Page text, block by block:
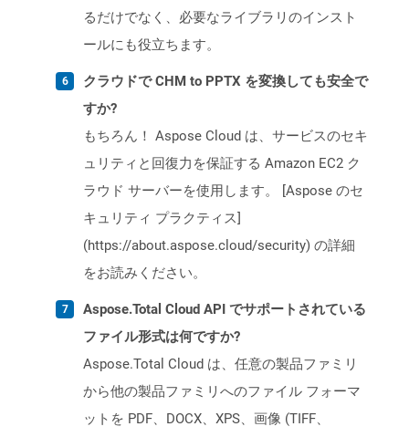
るだけでなく、必要なライブラリのインスト
ールにも役立ちます。
クラウドで CHM to PPTX を変換しても安全で
すか?
もちろん！ Aspose Cloud は、サービスのセキ
ュリティと回復力を保証する Amazon EC2 ク
ラウド サーバーを使用します。 [Aspose のセ
キュリティ プラクティス]
(https://about.aspose.cloud/security) の詳細
をお読みください。
Aspose.Total Cloud API でサポートされている
ファイル形式は何ですか?
Aspose.Total Cloud は、任意の製品ファミリ
から他の製品ファミリへのファイル フォーマ
ットを PDF、DOCX、XPS、画像 (TIFF、